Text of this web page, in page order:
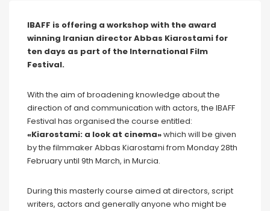
IBAFF is offering a workshop with the award
winning Iranian director Abbas Kiarostami for
ten days as part of the International Film
Festival.
With the aim of broadening knowledge about the
direction of and communication with actors, the IBAFF
Festival has organised the course entitled:
«Kiarostami: a look at cinema»which will be given
by the filmmaker Abbas Kiarostami from Monday 28th
February until 9th March, in Murcia.
During this masterly course aimed at directors, script
writers, actors and generally anyone who might be